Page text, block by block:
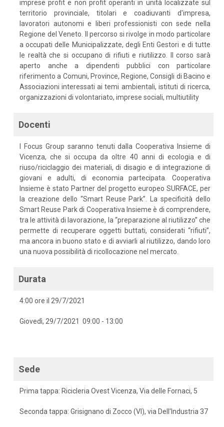
imprese profit e non profit operanti in unità localizzate sul
territorio provinciale, titolari e coadiuvanti d'impresa,
lavoratori autonomi e liberi professionisti con sede nella
Regione del Veneto. Il percorso si rivolge in modo particolare
a occupati delle Municipalizzate, degli Enti Gestori e di tutte
le realtà che si occupano di rifiuti e riutilizzo. Il corso sarà
aperto anche a dipendenti pubblici con particolare
riferimento a Comuni, Province, Regione, Consigli di Bacino e
Associazioni interessati ai temi ambientali, istituti di ricerca,
organizzazioni di volontariato, imprese sociali, multiutility
Docenti
I Focus Group saranno tenuti dalla Cooperativa Insieme di
Vicenza, che si occupa da oltre 40 anni di ecologia e di
riuso/riciclaggio dei materiali, di disagio e di integrazione di
giovani e adulti, di economia partecipata. Cooperativa
Insieme è stato Partner del progetto europeo SURFACE, per
la creazione dello “Smart Reuse Park”. La specificità dello
Smart Reuse Park di Cooperativa Insieme è di comprendere,
tra le attività di lavorazione, la “preparazione al riutilizzo” che
permette di recuperare oggetti buttati, considerati “rifiuti”,
ma ancora in buono stato e di avviarli al riutilizzo, dando loro
una nuova possibilità di ricollocazione nel mercato.
Durata
4:00 ore il 29/7/2021
Giovedì, 29/7/2021 09:00 - 13:00
Sede
Prima tappa: Ricicleria Ovest Vicenza, Via delle Fornaci, 5
Seconda tappa: Grisignano di Zocco (VI), via Dell'Industria 37